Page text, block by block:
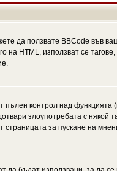
да ползвате BBCode във
HTML, използват се
контрол над
злоупотребата с някой
за пускане на